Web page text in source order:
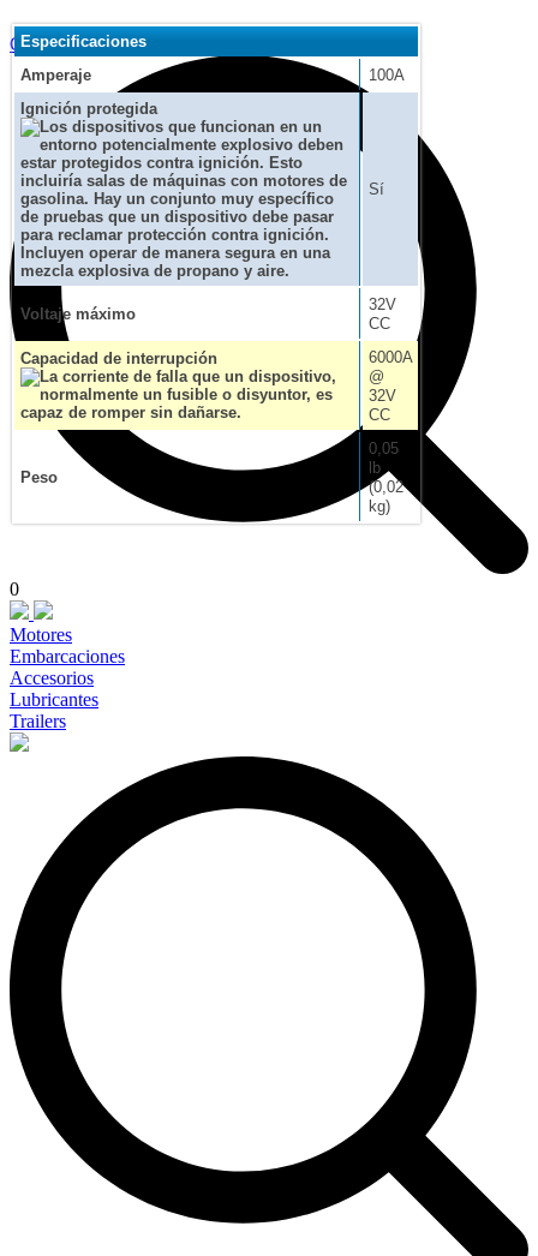
Contacto
0
Motores
Embarcaciones
Accesorios
Lubricantes
Trailers
Especificaciones
Amperaje
100A
Ignición protegida
Sí
Voltaje máximo
32V
CC
Capacidad de interrupción
6000A
@
32V
CC
Peso
0,05
lb
(0,02
kg)